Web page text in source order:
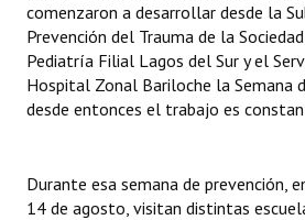
Periodistas Decanos - Registro
Ciudadano Ilustre - Registro
Banca del Vecino - Registro
Antiguos Pobladores - Registro
comenzaron a desarrollar desde la
Prevención del Trauma de la
Pediatría Filial Lagos del Sur y el
Hospital Zonal Bariloche la Semana
desde entonces el trabajo es
Durante esa semana de prevención,
14 de agosto, visitan distintas